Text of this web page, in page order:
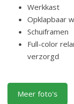
Werkkast
Opklapbaar
Schuiframen
Full-color
verzorgd
Meer foto's